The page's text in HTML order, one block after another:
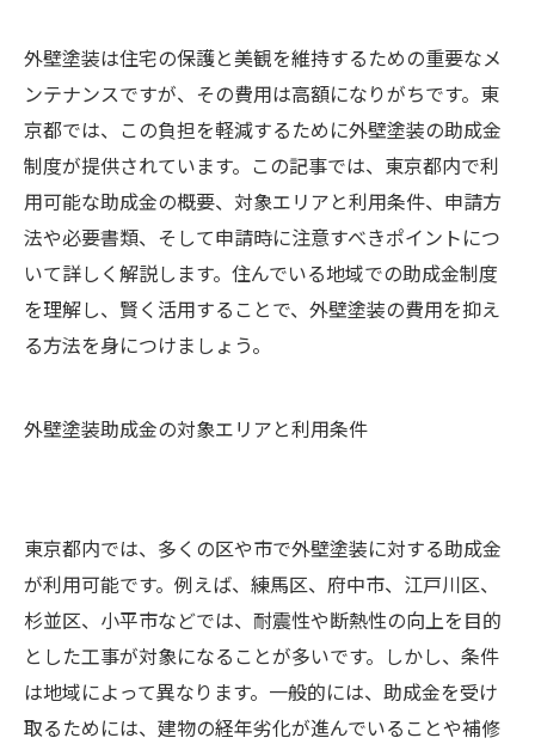
外壁塗装は住宅の保護と美観を維持するための重要なメ
ンテナンスですが、その費用は高額になりがちです。東
京都では、この負担を軽減するために外壁塗装の助成金
制度が提供されています。この記事では、東京都内で利
用可能な助成金の概要、対象エリアと利用条件、申請方
法や必要書類、そして申請時に注意すべきポイントにつ
いて詳しく解説します。住んでいる地域での助成金制度
を理解し、賢く活用することで、外壁塗装の費用を抑え
る方法を身につけましょう。
外壁塗装助成金の対象エリアと利用条件
東京都内では、多くの区や市で外壁塗装に対する助成金
が利用可能です。例えば、練馬区、府中市、江戸川区、
杉並区、小平市などでは、耐震性や断熱性の向上を目的
とした工事が対象になることが多いです。しかし、条件
は地域によって異なります。一般的には、助成金を受け
取るためには、建物の経年劣化が進んでいることや補修